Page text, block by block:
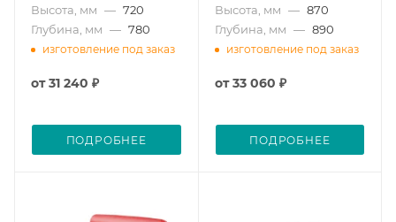
Высота, мм — 720
Глубина, мм — 780
изготовление под заказ
от31 240 ₽
ПОДРОБНЕЕ
Высота, мм — 870
Глубина, мм — 890
изготовление под заказ
от33 060 ₽
ПОДРОБНЕЕ